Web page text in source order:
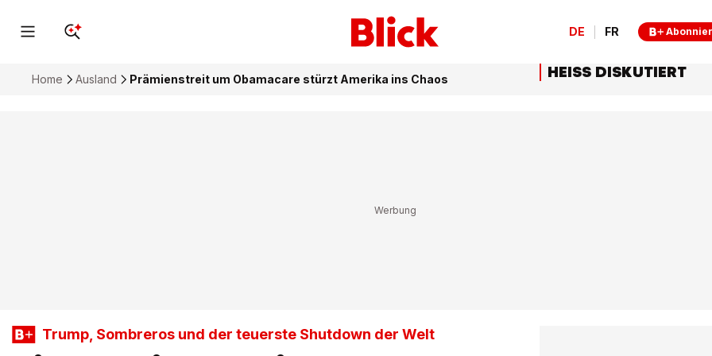
DE FR
Home Ausland Prämienstreit um Obamacare stürzt Amerika ins Chaos
Trump, Sombreros und der teuerste Shutdown der Welt
HEISS DISKUTIERT